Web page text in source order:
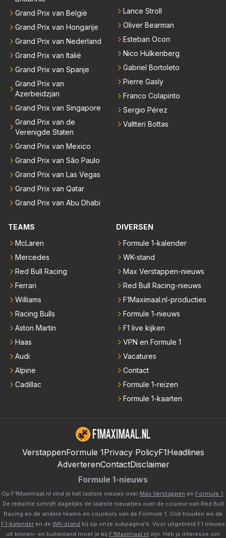
Grand Prix van België
Grand Prix van Hongarije
Grand Prix van Nederland
Grand Prix van Italië
Grand Prix van Spanje
Grand Prix van
Azerbeidzjan
Grand Prix van Singapore
Grand Prix van de
Verenigde Staten
Grand Prix van Mexico
Grand Prix van São Paulo
Grand Prix van Las Vegas
Grand Prix van Qatar
Grand Prix van Abu Dhabi
Lance Stroll
Oliver Bearman
Esteban Ocon
Nico Hülkenberg
Gabriel Bortoleto
Pierre Gasly
Franco Colapinto
Sergio Pérez
Valtteri Bottas
TEAMS
McLaren
Mercedes
Red Bull Racing
Ferrari
Williams
Racing Bulls
Aston Martin
Haas
Audi
Alpine
Cadillac
DIVERSEN
Formule 1-kalender
WK-stand
Max Verstappen-nieuws
Red Bull Racing-nieuws
F1Maximaal.nl-producties
Formule 1-nieuws
F1 live kijken
VPN en Formule 1
Vacatures
Contact
Formule 1-reizen
Formule 1-kaarten
VerstappenFormule 1Privacy PolicyF1Headlines
AdverterenContactDisclaimer
Formule 1-nieuws
Op F1Maximaal.nl vind je het laatste nieuws over Max Verstappen en Formule 1
De redactie schrijft dagelijks de laatste nieuwtjes over de coureur van Red Bull
Racing en de andere teams en coureurs van de Formule 1. Ook houden we de
F1-kalender en de WK-stand bij op onze subpagina's. Voor uitgebreid F1 nieuws
uit binnen- en buitenland moet je bij F1Maximaal.nl zijn. Heb je interesse om